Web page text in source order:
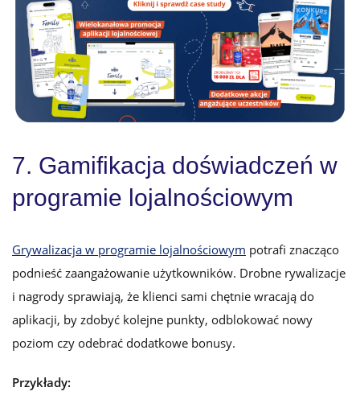
7. Gamifikacja doświadczeń w
programie lojalnościowym
Grywalizacja w programie lojalnościowym potrafi znacząco
podnieść zaangażowanie użytkowników. Drobne rywalizacje
i nagrody sprawiają, że klienci sami chętnie wracają do
aplikacji, by zdobyć kolejne punkty, odblokować nowy
poziom czy odebrać dodatkowe bonusy.
Przykłady: